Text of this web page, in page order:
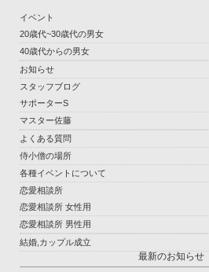
イベント
20歳代~30歳代の男女
40歳代からの男女
お知らせ
スタッフブログ
サポーターS
マスター佐藤
よくある質問
侍小僧の場所
各種イベントについて
恋愛相談所
恋愛相談所 女性用
恋愛相談所 男性用
結婚,カップル成立
最新のお知らせ